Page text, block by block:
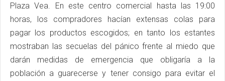
Plaza Vea. En este centro comercial hasta las 19:00
horas, los compradores hacían extensas colas para
pagar los productos escogidos; en tanto los estantes
mostraban las secuelas del pánico frente al miedo que
darán medidas de emergencia que obligaría a la
población a guarecerse y tener consigo para evitar el